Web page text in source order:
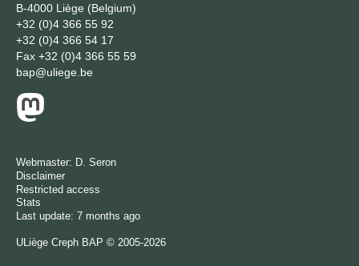
B-4000 Liège (Belgium)
+32 (0)4 366 55 92
+32 (0)4 366 54 17
Fax +32 (0)4 366 55 59
bap@uliege.be
Webmaster: D. Seron
Disclaimer
Restricted access
Stats
Last update: 7 months ago
ULiège Creph BAP © 2005-2026